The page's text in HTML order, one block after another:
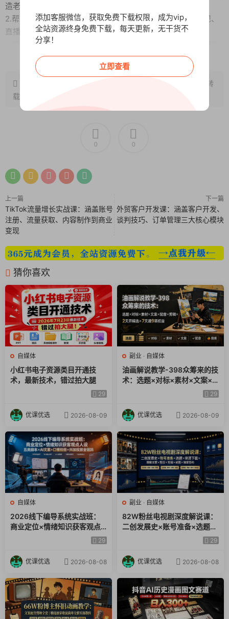
造老师。
2.帮助学员获客：通过帮助学员在平台上获客，实现广告变现、
直播变现和引流变现。
3.选择比努力重要：强调选择的重要性，认为没有哪个IP是不能
通过三个月做起来的，除非个人不努力。
团队荣誉与奖项
1.第三方平台认可：获得了第三方平台如天下秀和微博易的认可
和奖项。
1.矩阵账号：通过打造矩阵账号，在小红书上累计粉丝15万，变
现近1000万。
2.案例分享：分享了多个成功案例，包括通过短视频在15天内达
到100万播放量的账号。
小红书平台定位
段，流量免费。
2.账号定位：强调小红书账号定位应针对有产品的人，通过产品
在平台上精准获客。
3.引流方法：避免违规引流，通过合规的方式引流精准用户到私
域。
正确的起号模型
1.五种起号模型：博主变现模型、咨询师引流模型、电商带货模
型、同城获客模型和高客单价服务模型。
2.博主变现模型：适合没有产品的人，通过接广告变现。
3.咨询师引流模型：适合有高客单价产品的咨询师，通过引流到
5.同城获客模型：适合实体商家，通过内容引流到本地店铺。
6.高客单价服务模型：适合完全不做内容，通过投流直接获客变
现。
博主起号方法
1.垂直定位：选择垂直定位，避免红海赛道，通过细分赛道获得
精准粉丝。
2.高频原创：保持高频更新，原创内容为主，合规变现。
3.爆款内容：追热点找爆款内容，选题一定是七天之内的爆款。
4.日更保证：至少一周四更，利用系统算法增加曝光。
咨询师起号方法
1.小切口痛点：选择小切口定位，切中用户痛点，避免女性成长
等泛泛赛道。
2.内容痛点公式：在爆款内容中加入钩子，引导用户引流到私
域。
，转
载请注明出处~~~
0 0
上一篇
TikTok流量增长实战课：涵盖账号
注册、流量获取、内容制作到商业
变现
下一篇
外贸客户开发课：涵盖客户开发、
谈判技巧、订单管理三大核心模块
猜你喜欢
自媒体
小红书电子资源类目开通技
术，最新技术，错过拍大腿
29
优课优选 2026-08-09
副业 · 自媒体
油画解说教学-398众筹来的技
术：选题×对标×素材×文案×
配音×剪辑×2天开精选×7天通
29
优课优选 2026-08-09
自媒体
2026线下编导系统实战班：
商业定位×情绪知识获客观点
人设五类脚本×AI文案×口播拍
29
优课优选 2026-08-08
副业 · 自媒体
82W粉丝电视剧深度解说课：
二创发展史×账号准备×选题×
资源下载×爆款文案×配音×剪29
优课优选 2026-08-08
添加客服微信，获取免费下载权限，成为vip，
全站资源终身免费下载，每天更新，无干货不
分享！
立即查看